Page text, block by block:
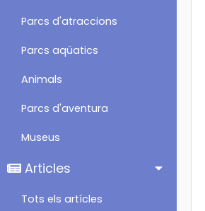
Parcs d'atraccions
Parcs aqüatics
Animals
Parcs d'aventura
Museus
Articles
Tots els artícles